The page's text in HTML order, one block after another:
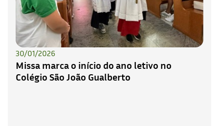
30/01/2026
Missa marca o início do ano letivo no
Colégio São João Gualberto